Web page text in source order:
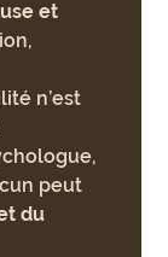
et
n’est
peut
du